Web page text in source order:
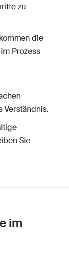
zu
die
Prozess
Verständnis.
Sie
im